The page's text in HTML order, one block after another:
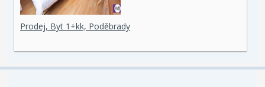
Prodej, Byt 1+kk, Poděbrady